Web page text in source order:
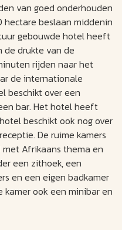
van goed onderhouden
beslaan middenin
gebouwde hotel heeft
de drukte van de
rijden naar het
de internationale
beschikt over een
bar. Het hotel heeft
beschikt ook nog over
De ruime kamers
Afrikaans thema en
een zithoek, een
en een eigen badkamer
ook een minibar en